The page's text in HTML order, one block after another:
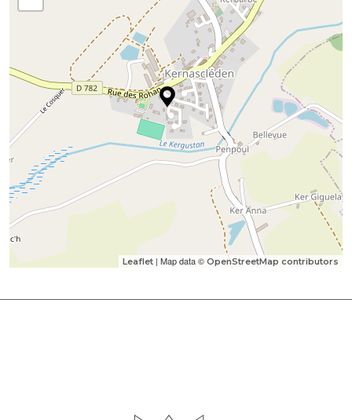
Leaflet | Map data © OpenStreetMap contributors